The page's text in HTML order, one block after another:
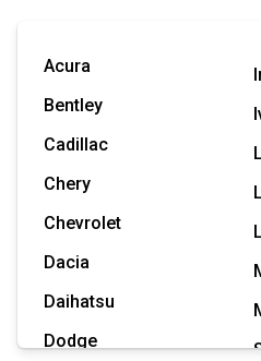
Acura
Bentley
Cadillac
Chery
Chevrolet
Dacia
Daihatsu
Dodge